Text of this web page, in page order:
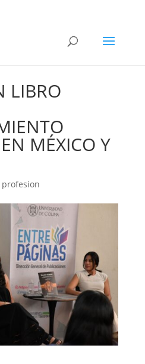
LIBRO
MÉXICO Y
profesion